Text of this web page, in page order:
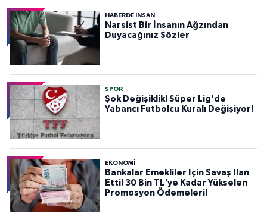
HABERDE INSAN
Narsist Bir İnsanın Ağzından
Duyacağınız Sözler
SPOR
Şok Değişiklik! Süper Lig'de
Yabancı Futbolcu Kuralı Değişiyor!
EKONOMİ
Bankalar Emekliler İçin Savaş İlan
Etti! 30 Bin TL'ye Kadar Yükselen
Promosyon Ödemeleri!